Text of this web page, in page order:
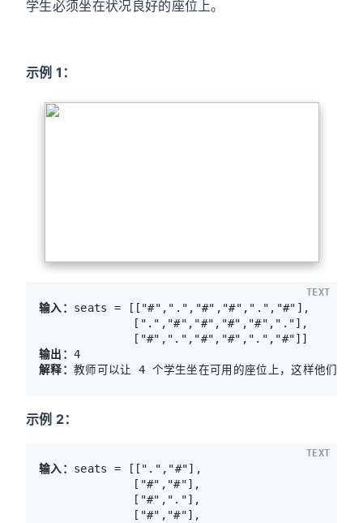
学生必须坐在状况良好的座位上。
示例 1：
输入： seats = [["#",".","#","#",".","#"],
[".","#","#","#","#","."],
输出：
解释：
TEXT
示例 2：
输入： seats = [[".","#"],
["#","#"],
["#","."],
["#","#"],
TEXT